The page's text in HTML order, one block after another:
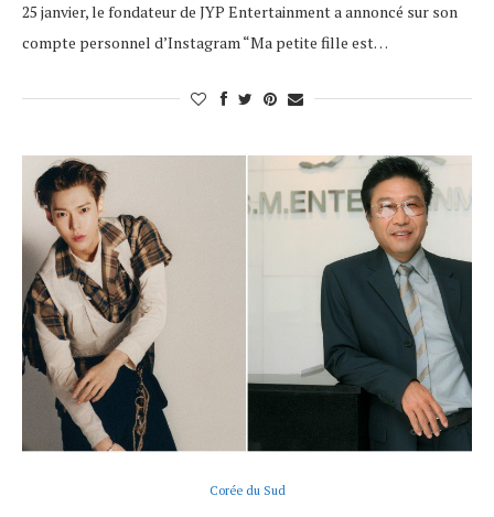
25 janvier, le fondateur de JYP Entertainment a annoncé sur son
compte personnel d’Instagram “Ma petite fille est…
Corée du Sud